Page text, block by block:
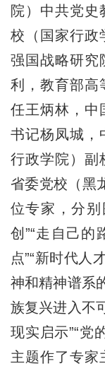
院）中共党史
校（国家行政
强国战略研究
利，教育部高
任王炳林，中
书记杨凤城，
行政学院）副
省委党校（黑
位专家，分
创”“走自己的
点”“新时代人
神和精神谱系
族复兴进入不
现实启示”“党
主题作了专家